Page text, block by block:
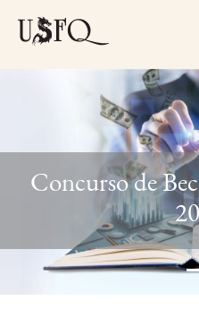
Previous
Concurso de